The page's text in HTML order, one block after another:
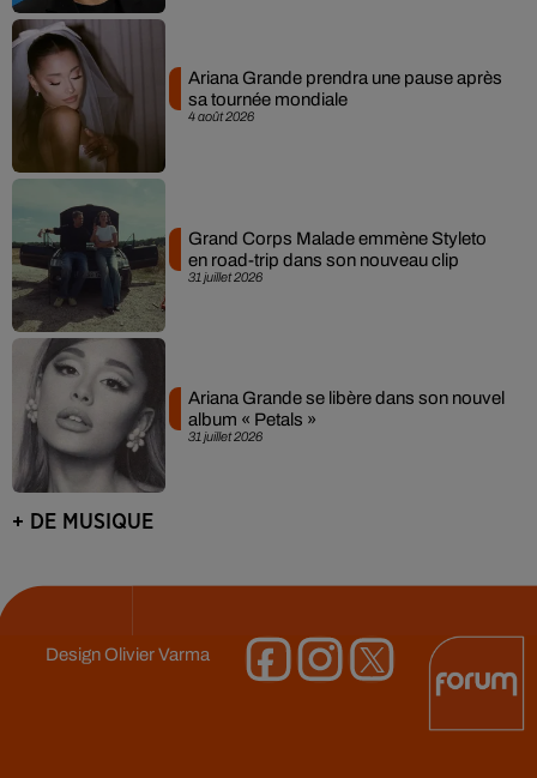
4 août 2026
Ariana Grande prendra une pause après
sa tournée mondiale
31 juillet 2026
Grand Corps Malade emmène Styleto
en road-trip dans son nouveau clip
31 juillet 2026
Ariana Grande se libère dans son nouvel
album « Petals »
+ DE MUSIQUE
DesignOlivier Varma